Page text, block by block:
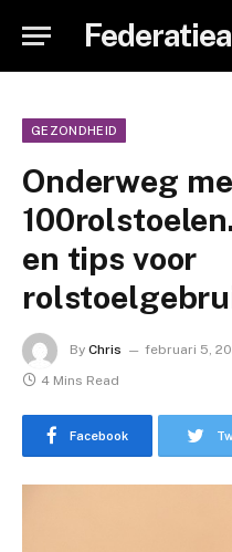
GEZONDHEID
Onderweg
en tips voor
By Chris februari 5,
4 Mins Read
Facebook